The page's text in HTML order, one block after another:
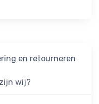
en retourneren
wij?